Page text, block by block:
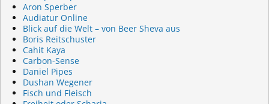
Aron Sperber
Audiatur Online
Blick auf die Welt – von Beer Sheva aus
Boris Reitschuster
Cahit Kaya
Carbon-Sense
Daniel Pipes
Dushan Wegener
Fisch und Fleisch